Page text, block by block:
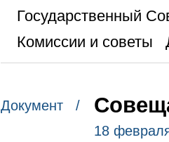
Государственный
Комиссии и советы
Документ /
18